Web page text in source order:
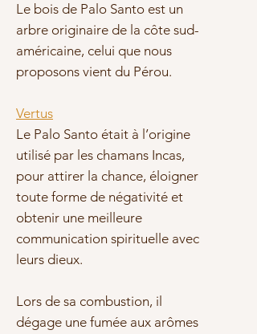
Le bois de Palo Santo est un
arbre originaire de la côte sud-
américaine, celui que nous
proposons vient du Pérou.
Vertus
Le Palo Santo était à l’origine
utilisé par les chamans Incas,
pour attirer la chance, éloigner
toute forme de négativité et
obtenir une meilleure
communication spirituelle avec
leurs dieux.
Lors de sa combustion, il
dégage une fumée aux arômes